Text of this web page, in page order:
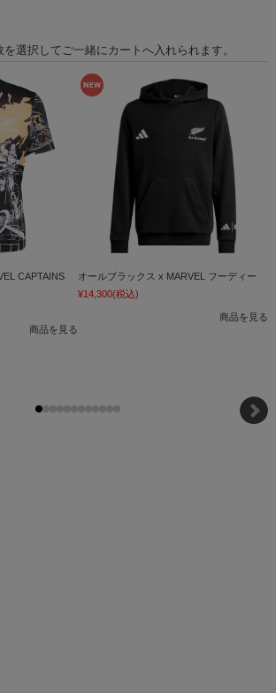
選択してご一緒にカートへ入れられます。
CAPTAINS
商品を見る
オールブラックス x MARVEL フーディー
¥14,300(税込)
商品を見る